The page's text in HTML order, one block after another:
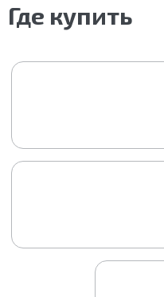
Где купить